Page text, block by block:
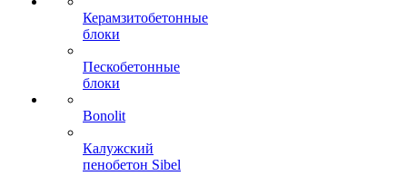
Керамзитобетонные
блоки
Пескобетонные
блоки
Bonolit
Калужский
пенобетон Sibel